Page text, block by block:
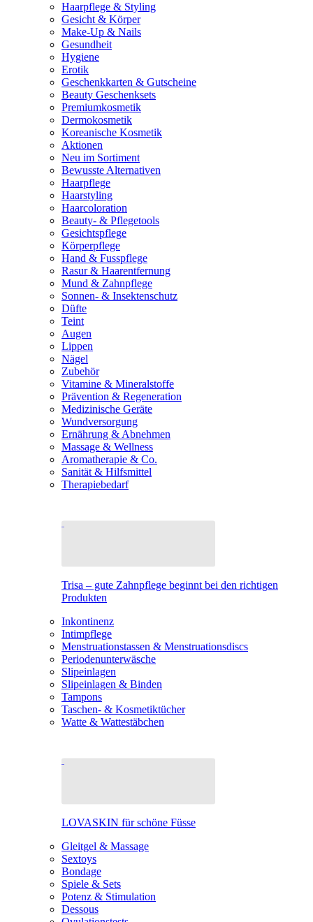
Haarpflege & Styling
Gesicht & Körper
Make-Up & Nails
Gesundheit
Hygiene
Erotik
Geschenkkarten & Gutscheine
Beauty Geschenksets
Premiumkosmetik
Dermokosmetik
Koreanische Kosmetik
Aktionen
Neu im Sortiment
Bewusste Alternativen
Haarpflege
Haarstyling
Haarcoloration
Beauty- & Pflegetools
Gesichtspflege
Körperpflege
Hand & Fusspflege
Rasur & Haarentfernung
Mund & Zahnpflege
Sonnen- & Insektenschutz
Düfte
Teint
Augen
Lippen
Nägel
Zubehör
Vitamine & Mineralstoffe
Prävention & Regeneration
Medizinische Geräte
Wundversorgung
Ernährung & Abnehmen
Massage & Wellness
Aromatherapie & Co.
Sanität & Hilfsmittel
Therapiebedarf
Trisa – gute Zahnpflege beginnt bei den richtigen
Produkten
Inkontinenz
Intimpflege
Menstruationstassen & Menstruationsdiscs
Periodenunterwäsche
Slipeinlagen
Slipeinlagen & Binden
Tampons
Taschen- & Kosmetiktücher
Watte & Wattestäbchen
LOVASKIN für schöne Füsse
Gleitgel & Massage
Sextoys
Bondage
Spiele & Sets
Potenz & Stimulation
Dessous